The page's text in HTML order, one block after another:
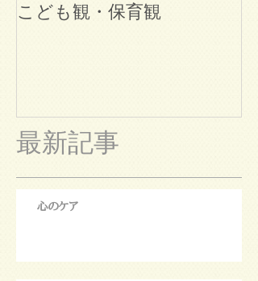
こども観・保育観
最新記事
心のケア